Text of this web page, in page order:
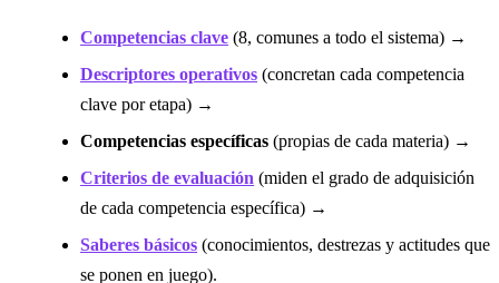
Competencias clave (8, comunes a todo el sistema) →
Descriptores operativos (concretan cada competencia
clave por etapa) →
Competencias específicas (propias de cada materia) →
Criterios de evaluación (miden el grado de adquisición
de cada competencia específica) →
Saberes básicos (conocimientos, destrezas y actitudes que
se ponen en juego).